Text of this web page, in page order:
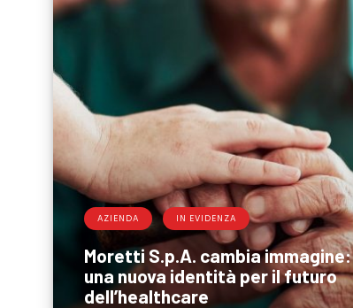
AZIENDA IN EVIDENZA
Moretti S.p.A. cambia immagine:
una nuova identità per il futuro
dell’healthcare